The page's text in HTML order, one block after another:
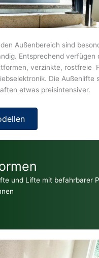
Außenbereich sind
Entsprechend verfügen
verzinkte, rostfreie
Die Außenlifte
etwas preisintensiver.
und Lifte mit befahrbarer